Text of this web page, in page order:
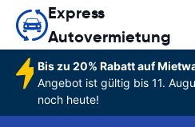
Express
Autovermietung
Bis zu 20% Rabatt auf
Angebot ist gültig bis 11.
noch heute!